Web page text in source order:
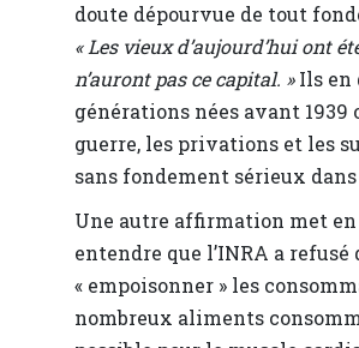
doute dépourvue de tout
« Les vieux d’aujourd’hui ont
n’auront pas ce capital. »Ils en
générations nées avant
guerre, les privations et les
sans fondement sérieux
Une autre affirmation met en
entendre que l’INRA a
« empoisonner » les
nombreux aliments